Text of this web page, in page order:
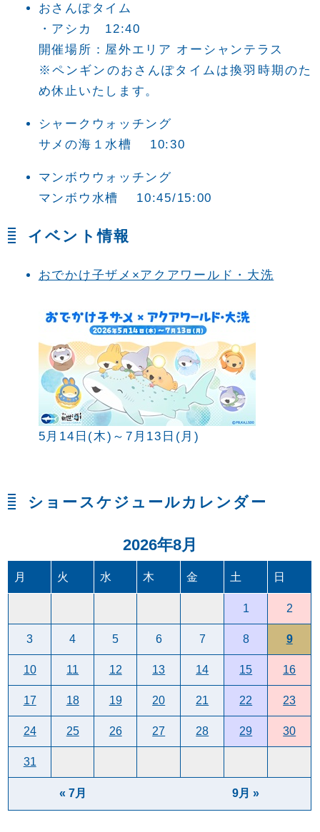
おさんぽタイム
・アシカ 12:40
開催場所：屋外エリア オーシャンテラス
※ペンギンのおさんぽタイムは換羽時期のた
め休止いたします。
シャークウォッチング
サメの海１水槽 10:30
マンボウウォッチング
マンボウ水槽 10:45/15:00
イベント情報
おでかけ子ザメ×アクアワールド・大洗
5月14日(木)～7月13日(月)
ショースケジュールカレンダー
2026年8月
月 火 水 木 金 土 日
1 2
3 4 5 6 7 8 9
10 11 12 13 14 15 16
17 18 19 20 21 22 23
24 25 26 27 28 29 30
31
« 7月 9月 »